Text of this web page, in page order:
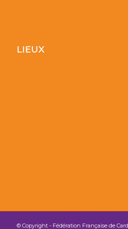
LIEUX
© Copyright - Fédération Française de